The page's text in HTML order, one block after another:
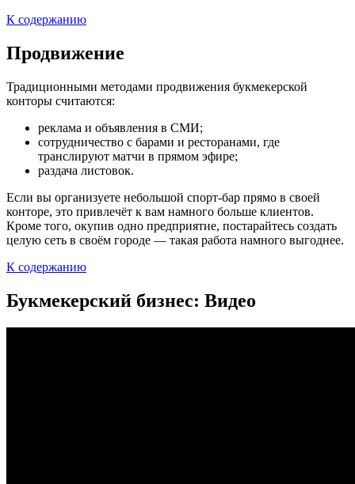
К содержанию
Продвижение
Традиционными методами продвижения букмекерской
конторы считаются:
реклама и объявления в СМИ;
сотрудничество с барами и ресторанами, где
транслируют матчи в прямом эфире;
раздача листовок.
Если вы организуете небольшой спорт-бар прямо в своей
конторе, это привлечёт к вам намного больше клиентов.
Кроме того, окупив одно предприятие, постарайтесь создать
целую сеть в своём городе — такая работа намного выгоднее.
К содержанию
Букмекерский бизнес: Видео